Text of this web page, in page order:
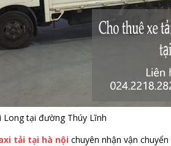
Long tại đường Thúy Lĩnh
tải tại hà nội chuyên nhận vận